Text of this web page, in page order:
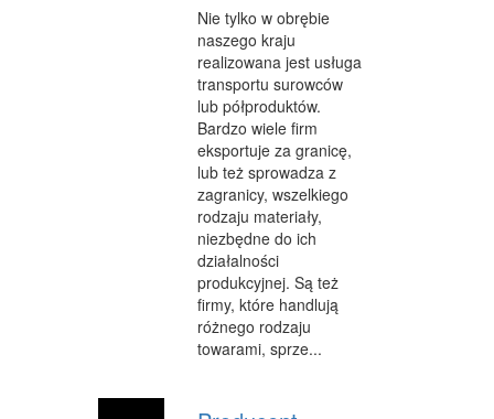
USŁUGI MOTORYZACYJNE
SALONY, KOMISY
PUBLIC RELATIONS
AGENCJE REKLAMOWE
MATERIAŁY REKLAMOWE
INNE AGENCJE
GIMNASTYKA
IMPREZY INTEGRACYJNE
HOBBY
Nie tylko w obrębie
naszego kraju
realizowana jest usługa
transportu surowców
lub półproduktów.
Bardzo wiele firm
eksportuje za granicę,
lub też sprowadza z
zagranicy, wszelkiego
rodzaju materiały,
niezbędne do ich
działalności
produkcyjnej. Są też
firmy, które handlują
różnego rodzaju
towarami, sprze...